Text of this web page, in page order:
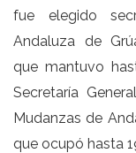
fue elegido
Andaluza de
que mantuvo
Secretaría
Mudanzas de
que ocupó hasta